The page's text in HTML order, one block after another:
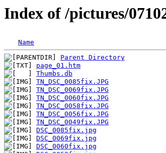
Index of /pictures/
Name
Parent Directory
page_01.htm
Thumbs.db
TN_DSC_0085fix.JPG
TN_DSC_0069fix.JPG
TN_DSC_0060fix.JPG
TN_DSC_0058fix.JPG
TN_DSC_0056fix.JPG
TN_DSC_0049fix.JPG
DSC_0085fix.jpg
DSC_0069fix.jpg
DSC_0060fix.jpg